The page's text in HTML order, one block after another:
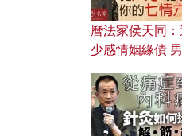
曆法家侯天同
少感情姻緣債
的七情六欲？